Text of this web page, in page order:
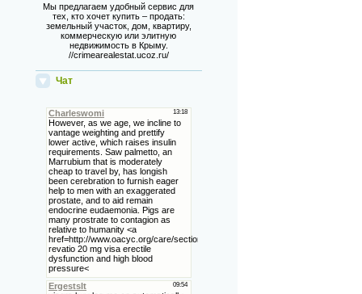
Мы предлагаем удобный сервис для
тех, кто хочет купить – продать:
земельный участок, дом, квартиру,
коммерческую или элитную
недвижимость в Крыму.
//crimearealestat.ucoz.ru/
Чат